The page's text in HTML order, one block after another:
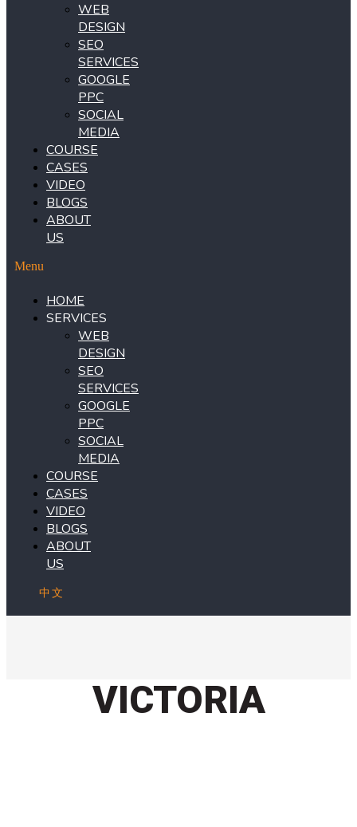
WEB
DESIGN
SEO
SERVICES
GOOGLE
PPC
SOCIAL
MEDIA
COURSE
CASES
VIDEO
BLOGS
ABOUT
US
Menu
HOME
SERVICES
WEB
DESIGN
SEO
SERVICES
GOOGLE
PPC
SOCIAL
MEDIA
COURSE
CASES
VIDEO
BLOGS
ABOUT
US
中文
VICTORIA